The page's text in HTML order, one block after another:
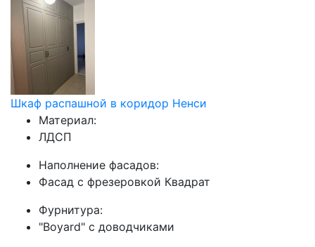
Шкаф распашной в коридор Ненси
Материал:
ЛДСП
Наполнение фасадов:
Фасад с фрезеровкой Квадрат
Фурнитура:
"Boyard" с доводчиками